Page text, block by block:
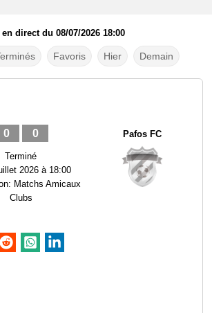
direct du 08/07/2026 18:00
Favoris Hier Demain
0 0
Terminé
2026 à 18:00
Matchs Amicaux
Clubs
Pafos FC